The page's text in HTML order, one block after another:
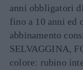
anni obbligatori
fino a 10 anni ed
abbinamento
SELVAGGINA,
colore: rubino